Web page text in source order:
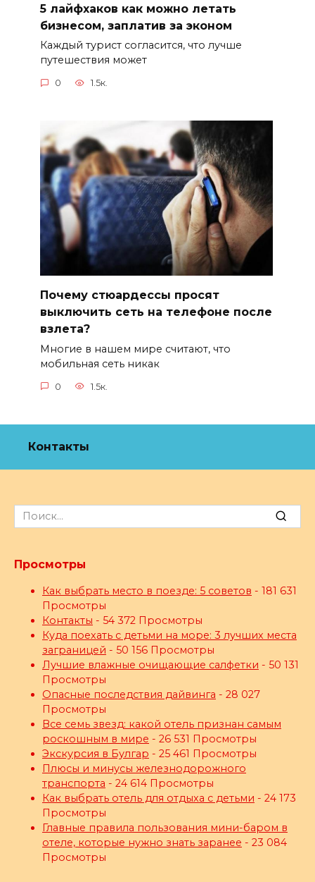
5 лайфхаков как можно летать
бизнесом, заплатив за эконом
Каждый турист согласится, что лучше
путешествия может
0 1.5к.
Почему стюардессы просят
выключить сеть на телефоне после
взлета?
Многие в нашем мире считают, что
мобильная сеть никак
0 1.5к.
Контакты
Search
for:
Просмотры
Как выбрать место в поезде: 5 советов - 181 631
Просмотры
Контакты - 54 372 Просмотры
Куда поехать с детьми на море: 3 лучших места
заграницей - 50 156 Просмотры
Лучшие влажные очищающие салфетки - 50 131
Просмотры
Опасные последствия дайвинга - 28 027
Просмотры
Все семь звезд: какой отель признан самым
роскошным в мире - 26 531 Просмотры
Экскурсия в Булгар - 25 461 Просмотры
Плюсы и минусы железнодорожного
транспорта - 24 614 Просмотры
Как выбрать отель для отдыха с детьми - 24 173
Просмотры
Главные правила пользования мини-баром в
отеле, которые нужно знать заранее - 23 084
Просмотры